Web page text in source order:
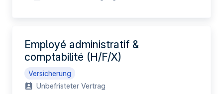
Employé administratif &
comptabilité (H/F/X)
Versicherung
Unbefristeter Vertrag